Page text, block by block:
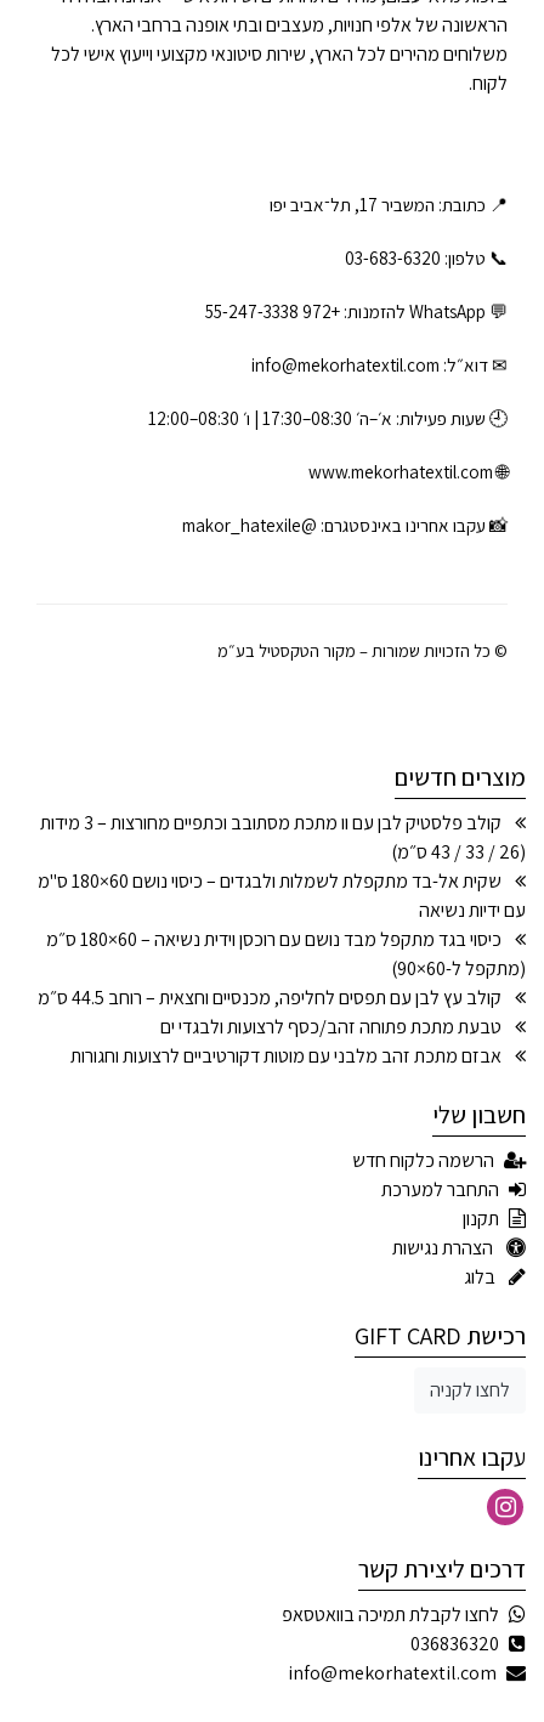
הראשונה של אלפי חנויות, מעצבים ובתי אופנה ברחבי הארץ.
משלוחים מהירים לכל הארץ, שירות סיטונאי מקצועי וייעוץ אישי לכל
לקוח.
📍 כתובת: המשביר 17, תל־אביב יפו
📞 טלפון: ‎03-683-6320
💬 WhatsApp להזמנות: +972 55-247-3338
✉ דוא״ל: info@mekorhatextil.com
🕘 שעות פעילות: א׳–ה׳ 08:30–17:30 | ו׳ 08:30–12:00
🌐
www.mekorhatextil.com
📸 עקבו אחרינו באינסטגרם: @makor_hatexile
© כל הזכויות שמורות – מקור הטקסטיל בע״מ
מוצרים חדשים
קולב פלסטיק לבן עם וו מתכת מסתובב וכתפיים מחורצות – 3 מידות
(26 / 33 / 43 ס״מ)
שקית אל-בד מתקפלת לשמלות ולבגדים – כיסוי נושם 60×180 ס"מ
עם ידיות נשיאה
כיסוי בגד מתקפל מבד נושם עם רוכסן וידית נשיאה – 60×180 ס״מ
(מתקפל ל-60×90)
קולב עץ לבן עם תפסים לחליפה, מכנסיים וחצאית – רוחב 44.5 ס״מ
טבעת מתכת פתוחה זהב/כסף לרצועות ולבגדי ים
אבזם מתכת זהב מלבני עם מוטות דקורטיביים לרצועות וחגורות
חשבון שלי
הרשמה כלקוח חדש
התחבר למערכת
תקנון
הצהרת נגישות
בלוג
רכישת GIFT CARD
לחצו לקניה
עקבו אחרינו
דרכים ליצירת קשר
לחצו לקבלת תמיכה בוואטסאפ
036836320
info@mekorhatextil.com